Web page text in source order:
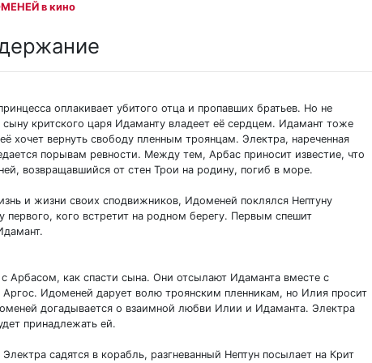
в кино
оплакивает убитого отца и пропавших братьев. Но не
сыну критского царя Идаманту владеет её сердцем. Идамант тоже
хочет вернуть свободу пленным троянцам. Электра, нареченная
порывам ревности. Между тем, Арбас приносит известие, что
возвращавшийся от стен Трои на родину, погиб в море.
и жизни своих сподвижников, Идоменей поклялся Нептуну
первого, кого встретит на родном берегу. Первым спешит
Арбасом, как спасти сына. Они отсылают Идаманта вместе с
Идоменей дарует волю троянским пленникам, но Илия просит
догадывается о взаимной любви Илии и Идаманта. Электра
принадлежать ей.
садятся в корабль, разгневанный Нептун посылает на Крит